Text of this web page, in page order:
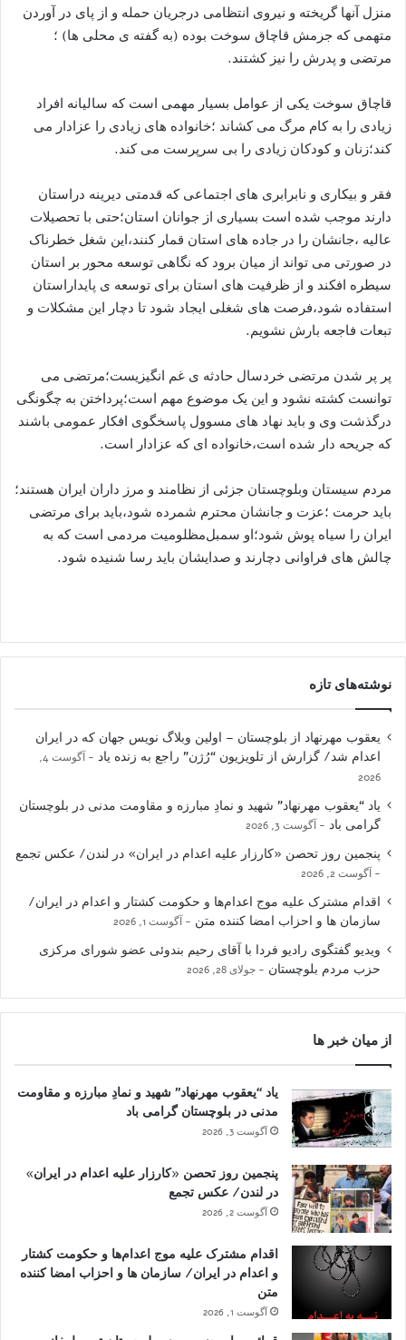
منزل آنها گریخته و نیروی انتظامی درجریان حمله و از پای در آوردن
متهمی که جرمش قاچاق سوخت بوده (به گفته ی محلی ها) ؛
مرتضی و پدرش را نیز کشتند.
قاچاق سوخت یکی از عوامل بسیار مهمی است که سالیانه افراد
زیادی را به کام مرگ می کشاند ؛خانواده های زیادی را عزادار می
کند؛زنان و کودکان زیادی را بی سرپرست می کند.
فقر و بیکاری و نابرابری های اجتماعی که قدمتی دیرینه دراستان
دارند موجب شده است بسیاری از جوانان استان؛حتی با تحصیلات
عالیه ،جانشان را در جاده های استان قمار کنند،این شغل خطرناک
در صورتی می تواند از میان برود که نگاهی توسعه محور بر استان
سیطره افکند و از ظرفیت های استان برای توسعه ی پایداراستان
استفاده شود،فرصت های شغلی ایجاد شود تا دچار این مشکلات و
تبعات فاجعه بارش نشویم.
پر پر شدن مرتضی خردسال حادثه ی غم انگیزیست؛مرتضی می
توانست کشته نشود و این یک موضوع مهم است؛پرداختن به چگونگی
درگذشت وی و باید نهاد های مسوول پاسخگوی افکار عمومی باشند
که جریحه دار شده است،خانواده ای که عزادار است.
مردم سیستان وبلوچستان جزئی از نظامند و مرز داران ایران هستند؛
باید حرمت ؛عزت و جانشان محترم شمرده شود،باید برای مرتضی
ایران را سیاه پوش شود؛او سمبل‌مظلومیت مردمی است که به
چالش های فراوانی دچارند و صدایشان باید رسا شنیده شود.
نوشته‌های تازه
یعقوب مهرنهاد از بلوچستان – اولین وبلاگ نویس جهان که در ایران
اعدام شد/ گزارش از تلویزیون “رُژن” راجع به زنده یاد
آگوست 4,
2026
یاد “یعقوب مهرنهاد” شهید و نمادِ مبارزه و مقاومت مدنی در بلوچستان
گرامی باد
آگوست 3, 2026
پنجمین روز تحصن «کارزار علیه اعدام در ایران» در لندن/ عکس تجمع
آگوست 2, 2026
اقدام مشترک علیه موج اعدام‌ها و حکومت کشتار و اعدام در ایران/
سازمان ها و احزاب امضا کننده متن
آگوست 1, 2026
ویدیو گفتگوی رادیو فردا با آقای رحیم بندوئی عضو شورای مرکزی
حزب مردم بلوچستان
جولای 28, 2026
از میان خبر ها
یاد “یعقوب مهرنهاد” شهید و نمادِ مبارزه و مقاومت
مدنی در بلوچستان گرامی باد
آگوست 3, 2026
پنجمین روز تحصن «کارزار علیه اعدام در ایران»
در لندن/ عکس تجمع
آگوست 2, 2026
اقدام مشترک علیه موج اعدام‌ها و حکومت کشتار
و اعدام در ایران/ سازمان ها و احزاب امضا کننده
متن
آگوست 1, 2026